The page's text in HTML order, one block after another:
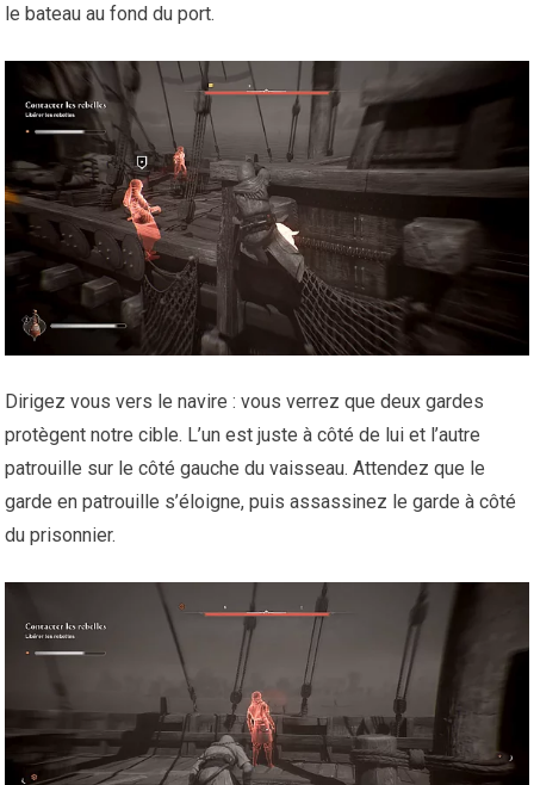
le bateau au fond du port.
Dirigez vous vers le navire : vous verrez que deux gardes
protègent notre cible. L’un est juste à côté de lui et l’autre
patrouille sur le côté gauche du vaisseau. Attendez que le
garde en patrouille s’éloigne, puis assassinez le garde à côté
du prisonnier.